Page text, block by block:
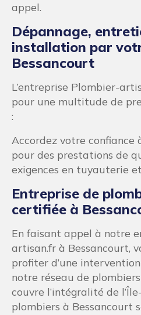
appel.
Dépannage,
installation par
Bessancourt
L’entreprise Plombier-
pour une multitude de
:
Accordez votre
pour des prestations de
exigences en tuyauterie
Entreprise de
certifiée à
En faisant appel à notre
artisan.fr à Bessancourt,
profiter d’une
notre réseau de
couvre l’intégralité de
plombiers à Bessancourt